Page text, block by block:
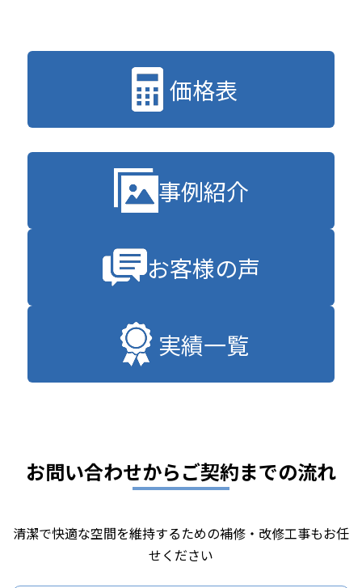
価格表
事例紹介
お客様の声
実績一覧
お問い合わせからご契約までの流れ
清潔で快適な空間を維持するための補修・改修工事もお任
せください